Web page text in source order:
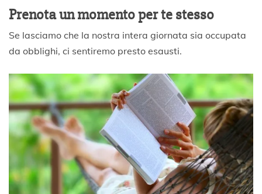
Prenota un momento per te stesso
Se lasciamo che la nostra intera giornata sia occupata
da obblighi, ci sentiremo presto esausti.